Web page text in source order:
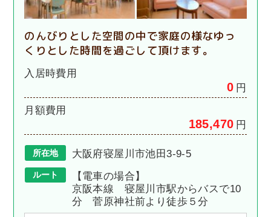
のんびりとした空間の中で家庭の様なゆっ
くりとした時間を過ごして頂けます。
入居時費用
0 円
月額費用
185,470 円
所在地 大阪府寝屋川市池田3-9-5
ルート
【電車の場合】
京阪本線 寝屋川市駅からバスで10
分 菅原神社前より徒歩５分